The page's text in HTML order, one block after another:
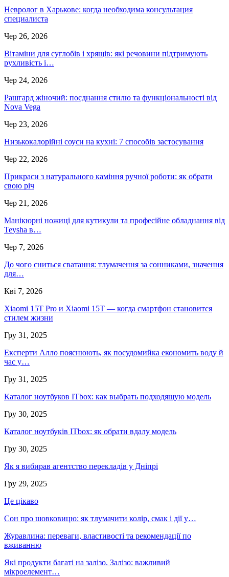
Невролог в Харькове: когда необходима консультация
специалиста
Чер 26, 2026
Вітаміни для суглобів і хрящів: які речовини підтримують
рухливість і…
Чер 24, 2026
Рашгард жіночий: поєднання стилю та функціональності від
Nova Vega
Чер 23, 2026
Низькокалорійні соуси на кухні: 7 способів застосування
Чер 22, 2026
Прикраси з натурального каміння ручної роботи: як обрати
свою річ
Чер 21, 2026
Манікюрні ножиці для кутикули та професійне обладнання від
Teysha в…
Чер 7, 2026
До чого сниться сватання: тлумачення за сонниками, значення
для…
Кві 7, 2026
Xiaomi 15T Pro и Xiaomi 15T — когда смартфон становится
стилем жизни
Гру 31, 2025
Експерти Алло пояснюють, як посудомийка економить воду й
час у…
Гру 31, 2025
Каталог ноутбуков ITbox: как выбрать подходящую модель
Гру 30, 2025
Каталог ноутбуків ITbox: як обрати вдалу модель
Гру 30, 2025
Як я вибирав агентство перекладів у Дніпрі
Гру 29, 2025
Це цікаво
Сон про шовковицю: як тлумачити колір, смак і дії у…
Журавлина: переваги, властивості та рекомендації по
вживанню
Які продукти багаті на залізо. Залізо: важливий
мікроелемент…